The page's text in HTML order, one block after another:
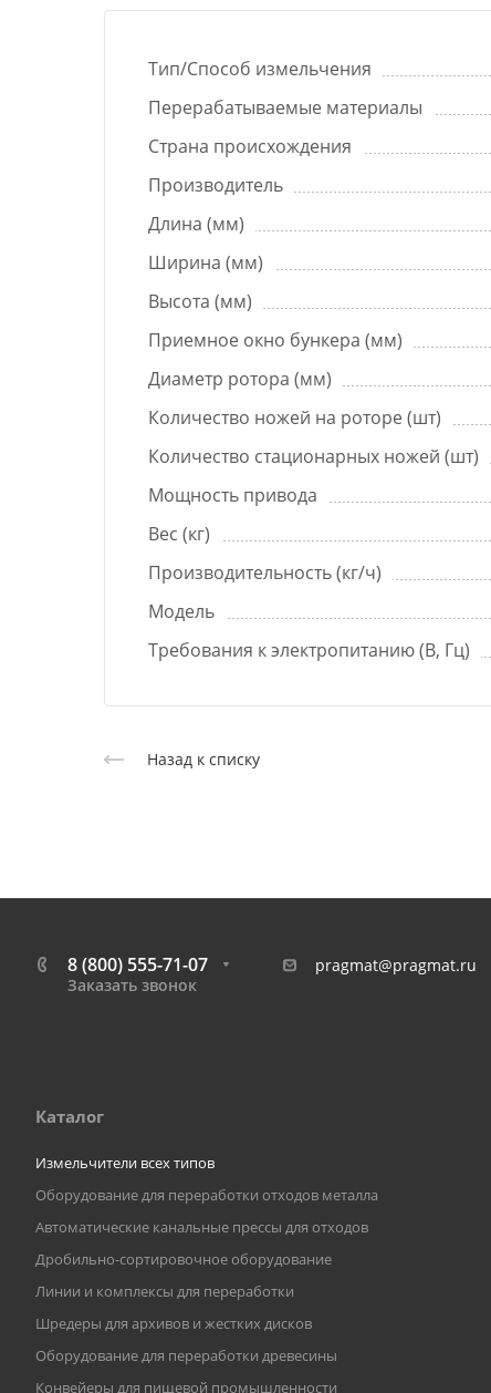
Тип/Способ измельчения
Перерабатываемые материалы
Страна происхождения
Производитель
Длина (мм)
Ширина (мм)
Высота (мм)
Приемное окно бункера (мм)
Диаметр ротора (мм)
Количество ножей на роторе (шт)
Количество стационарных ножей (шт)
Мощность привода
Вес (кг)
Производительность (кг/ч)
Модель
Требования к электропитанию (В, Гц)
Назад к списку
8 (800) 555-71-07
Заказать звонок
pragmat@pragmat.ru
Каталог
Измельчители всех типов
Оборудование для переработки отходов металла
Автоматические канальные прессы для отходов
Дробильно-сортировочное оборудование
Линии и комплексы для переработки
Шредеры для архивов и жестких дисков
Оборудование для переработки древесины
Конвейеры для пищевой промышленности